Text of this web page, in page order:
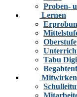
Proben-
Lernen
Oberstufe
Tabu